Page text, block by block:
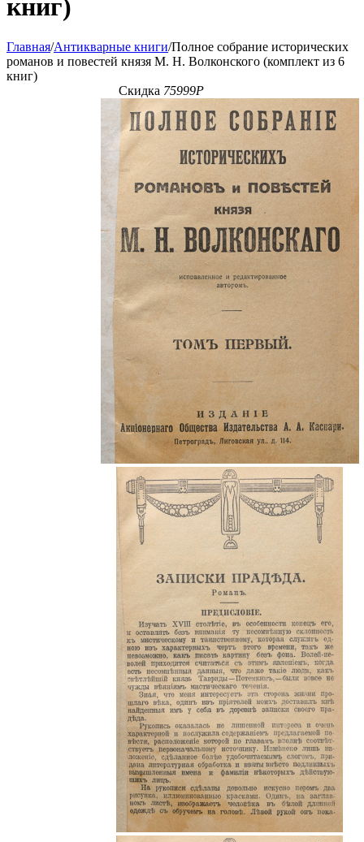
книг)
Главная/Антикварные книги/Полное собрание исторических
романов и повестей князя М. Н. Волконского (комплект из 6
книг)
Скидка 75999Р